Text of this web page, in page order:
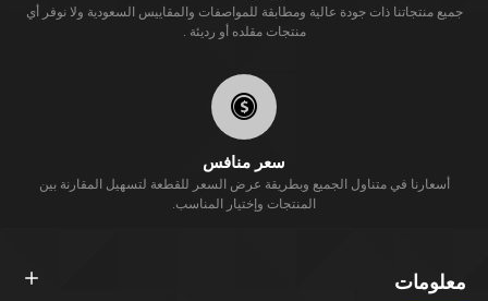
جميع منتجاتنا ذات جودة عالية ومطابقة للمواصفات والمقاييس السعودية ولا نوفر أي
منتجات مقلده أو رديئة .
سعر منافس
أسعارنا في متناول الجميع وبطريقة عرض السعر للقطعة لتسهيل المقارنة بين
المنتجات وإختيار المناسب.
معلومات